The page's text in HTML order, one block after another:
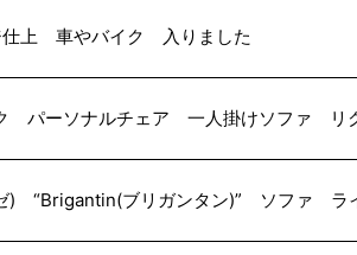
上 車やバイク 入りました
パーソナルチェア 一人掛けソファ リ
) “Brigantin(ブリガンタン)” ソファ ラ